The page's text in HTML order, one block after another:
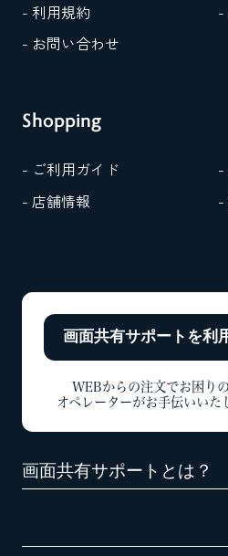
- 利用規約
-
- お問い合わせ
Shopping
- ご利用ガイド
-
- 店舗情報
-
画面共有サポートを利
WEBからの注文でお困り
オペレーターがお手伝いいた
画面共有サポートとは？